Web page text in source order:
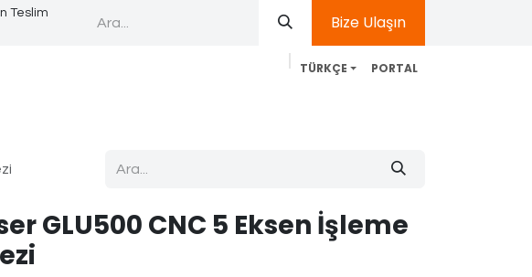
Teslim
Bize Ulaşın
TÜRKÇE PORTAL
GLU500 CNC 5 Eksen İşleme